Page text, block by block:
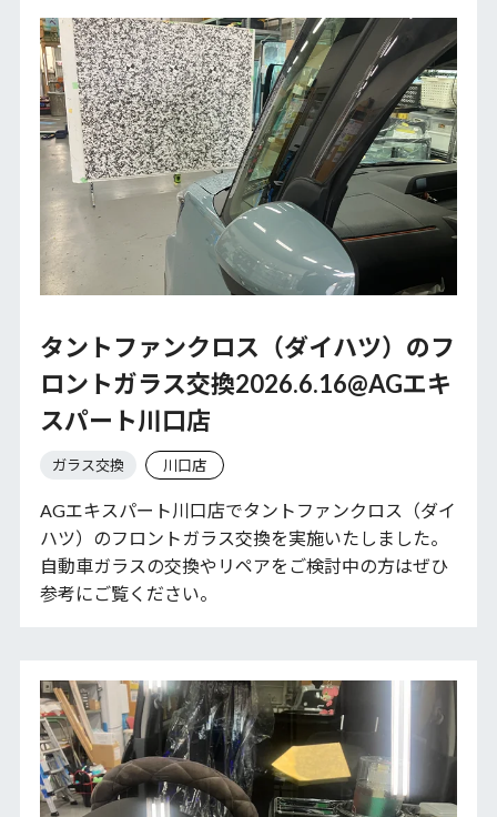
タントファンクロス（ダイハツ）のフ
ロントガラス交換2026.6.16@AGエキ
スパート川口店
ガラス交換 川口店
AGエキスパート川口店でタントファンクロス（ダイ
ハツ）のフロントガラス交換を実施いたしました。
自動車ガラスの交換やリペアをご検討中の方はぜひ
参考にご覧ください。